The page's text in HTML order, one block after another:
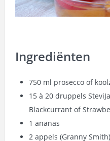
Ingrediënten
750 ml prosecco of
15 à 20 druppels
Blackcurrantof
1 ananas
2 appels (Granny Smith)